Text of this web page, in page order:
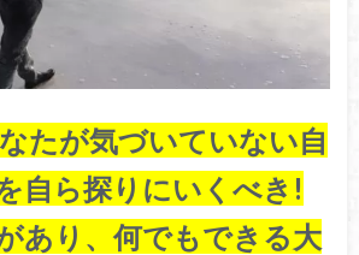
たが気づいていない自
自ら探りにいくべき!
あり、何でもできる大